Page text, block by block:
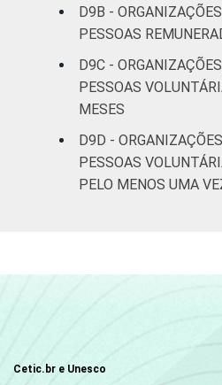
D9B -
PESSOAS
D9C -
PESSOAS
MESES
D9D -
PESSOAS
PELO MENOS UMA
Cetic.br e Unesco